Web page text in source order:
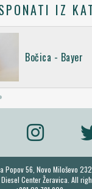
IZ
Bočica - Bayer
Popov 56, Novo Miloševo
Center Žeravica. All